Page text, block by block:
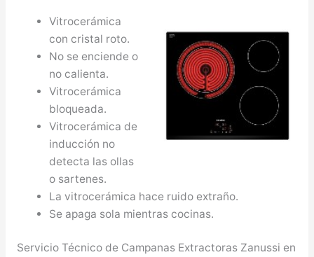
Vitrocerámica
con cristal roto.
No se enciende o
no calienta.
Vitrocerámica
bloqueada.
Vitrocerámica de
inducción no
detecta las ollas
o sartenes.
La vitrocerámica hace ruido extraño.
Se apaga sola mientras cocinas.
Servicio Técnico de Campanas Extractoras Zanussi en